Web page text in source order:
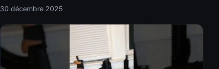
30 décembre 2025